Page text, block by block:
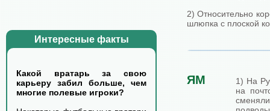
Интересные факты
Какой вратарь за свою
карьеру забил больше, чем
многие полевые игроки?
2) Относительно
шлюпка с плоской
ЯМ
1) На
на